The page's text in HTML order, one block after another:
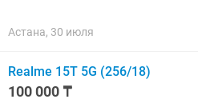
Астана, 30 июля
Realme 15T 5G (256/18)
100 000 ₸